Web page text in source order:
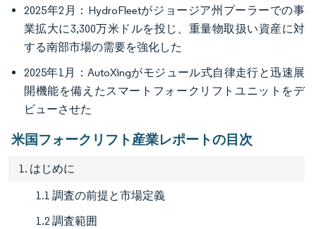
2025年2月：HydroFleetがジョージア州プーラーでの事
業拡大に3,300万米ドルを投じ、重量物取扱い資産に対
する南部市場の需要を強化した
2025年1月：AutoXingがモジュール式自律走行と迅速展
開機能を備えたスマートフォークリフトユニットをデ
ビューさせた
米国フォークリフト産業レポートの目次
1. はじめに
1.1 調査の前提と市場定義
1.2 調査範囲